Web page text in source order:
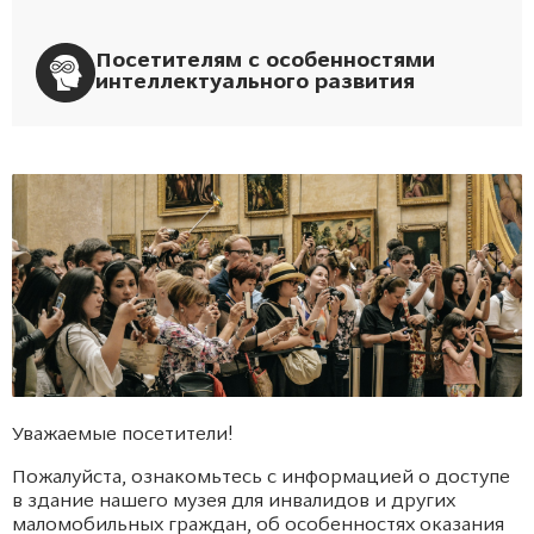
тактильные экспонаты;
— садиться на предметы мебели из музейных
коллекций;
использованием дополнительного оборудования без
специального решения администрации Музея.
8. Администрация Музея имеет право:
Посетителям с особенностями
интеллектуального развития
Уважаемые посетители!
Пожалуйста, ознакомьтесь с информацией о доступе
в здание нашего музея для инвалидов и других
маломобильных граждан, об особенностях оказания